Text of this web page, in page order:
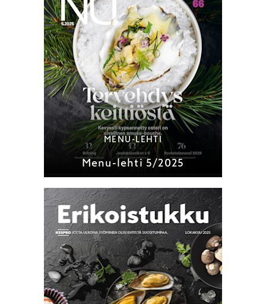
MENU-LEHTI
Menu-lehti 5/2025